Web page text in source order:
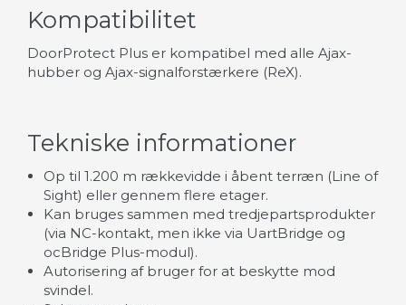
Kompatibilitet
DoorProtect Plus er kompatibel med alle Ajax-
hubber og Ajax-signalforstærkere (ReX).
Tekniske informationer
Op til 1.200 m rækkevidde i åbent terræn (Line of
Sight) eller gennem flere etager.
Kan bruges sammen med tredjepartsprodukter
(via NC-kontakt, men ikke via UartBridge og
ocBridge Plus-modul).
Autorisering af bruger for at beskytte mod
svindel.